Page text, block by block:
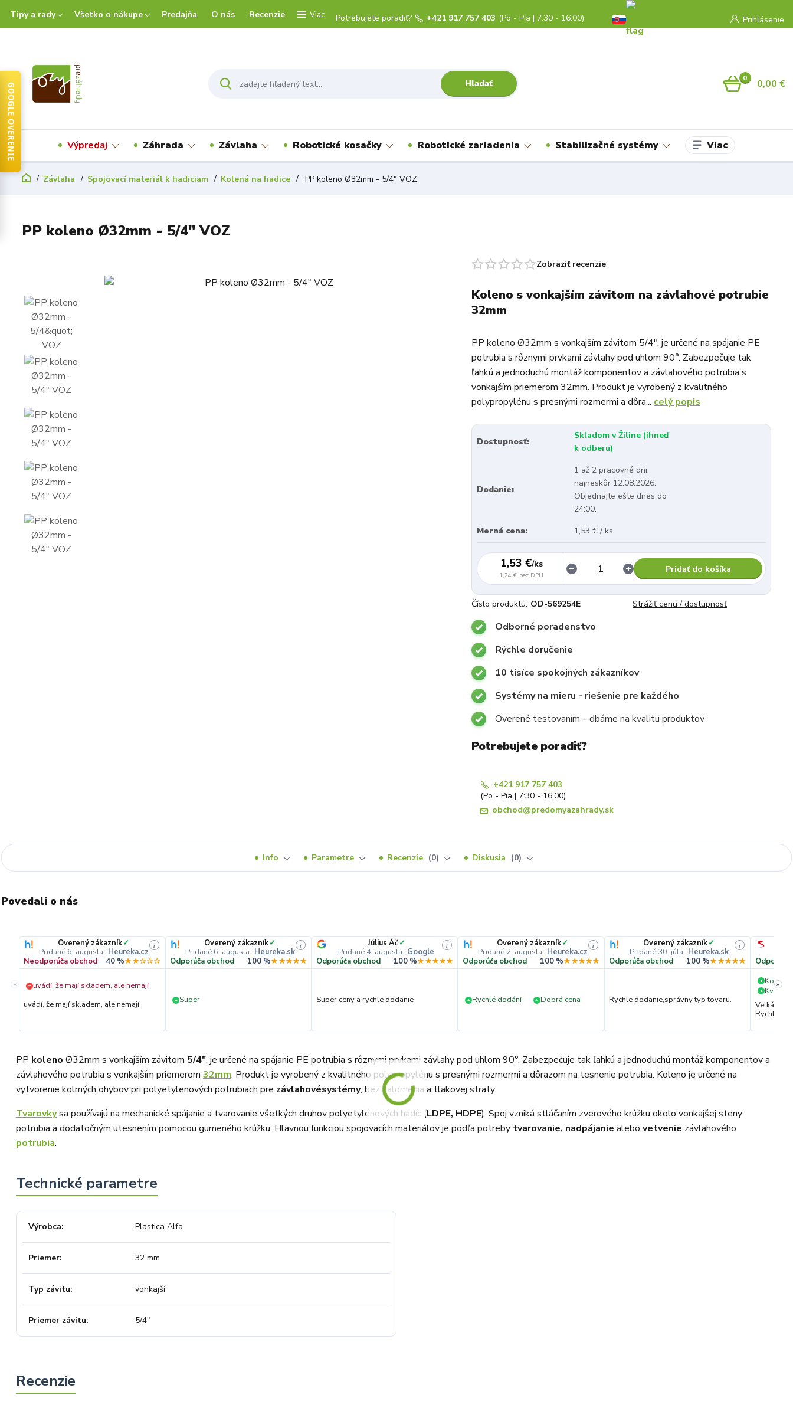
Tipy a rady Všetko o nákupe Predajňa O nás Recenzie Viac Prihlásenie
Hľadať
Potrebujete poradiť? +421 917 757 403 (Po - Pia | 7:30 - 16:00)
0 0,00 €
Výpredaj Záhrada Závlaha Robotické kosačky Robotické zariadenia Stabilizačné systémy Viac
Závlaha Spojovací materiál k hadiciam Kolená na hadice PP koleno Ø32mm - 5/4" VOZ
PP koleno Ø32mm - 5/4" VOZ
Zobraziť recenzie
Koleno s vonkajším závitom na závlahové potrubie
32mm
PP koleno Ø32mm s vonkajším závitom 5/4", je určené na spájanie PE
potrubia s rôznymi prvkami závlahy pod uhlom 90°. Zabezpečuje tak
ľahkú a jednoduchú montáž komponentov a závlahového potrubia s
vonkajším priemerom 32mm. Produkt je vyrobený z kvalitného
polypropylénu s presnými rozmermi a dôra... celý popis
Dostupnosť:
Skladom v Žiline (ihneď
k odberu)
Dodanie:
1 až 2 pracovné dni,
najneskôr 12.08.2026.
Objednajte ešte dnes do
24:00.
Merná cena:
1,53 € / ks
1,53 €/ks
1,24 € bez DPH
Pridať do košíka
Číslo produktu: OD-569254E Strážiť cenu / dostupnosť
Odborné poradenstvo
Rýchle doručenie
10 tisíce spokojných zákazníkov
Systémy na mieru - riešenie pre každého
Overené testovaním – dbáme na kvalitu produktov
Potrebujete poradiť?
+421 917 757 403
(Po - Pia | 7:30 - 16:00)
obchod@predomyazahrady.sk
Info Parametre Recenzie 0 Diskusia 0
Povedali o nás
«
Overený zákazník✓
Pridané 6. augusta · Heureka.cz
i
Neodporúča obchod 40 %★★☆☆☆
− uvádí, že mají skladem, ale nemají
uvádí, že mají skladem, ale nemají
Overený zákazník✓
Pridané 6. augusta · Heureka.sk
i
Odporúča obchod 100 %★★★★★
+ Super
Július Áč✓
Pridané 4. augusta · Google
i
Odporúča obchod 100 %★★★★★
Super ceny a rychle dodanie
Overený zákazník✓
Pridané 2. augusta · Heureka.cz
i
Odporúča obchod 100 %★★★★★
+ Rychlé dodání + Dobrá cena
Overený zákazník✓
Pridané 30. júla · Heureka.sk
i
Odporúča obchod 100 %★★★★★
Rychle dodanie,správny typ tovaru.
+
+ Kvalita
Velká
Rychlé
»
PP koleno Ø32mm s vonkajším závitom 5/4", je určené na spájanie PE potrubia s rôznymi prvkami závlahy pod uhlom 90°. Zabezpečuje tak ľahkú a jednoduchú montáž komponentov a
závlahového potrubia s vonkajším priemerom 32mm. Produkt je vyrobený z kvalitného polypropylénu s presnými rozmermi a dôrazom na tesnenie potrubia. Koleno je určené na
vytvorenie kolmých ohybov pri polyetylenových potrubiach pre závlahovésystémy, bez zalomenia a tlakovej straty.
Tvarovkysa používajú na mechanické spájanie a tvarovanie všetkých druhov polyetylénových hadíc (LDPE, HDPE). Spoj vzniká stláčaním zverového krúžku okolo vonkajšej steny
potrubia a dodatočným utesnením pomocou gumeného krúžku. Hlavnou funkciou spojovacích materiálov je podľa potreby tvarovanie, nadpájanie alebo vetvenie závlahového
potrubia.
Výrobca Plastica Alfa
Priemer 32 mm
Typ závitu vonkajší
Priemer závitu 5/4"
GOOGLE OVERENIE